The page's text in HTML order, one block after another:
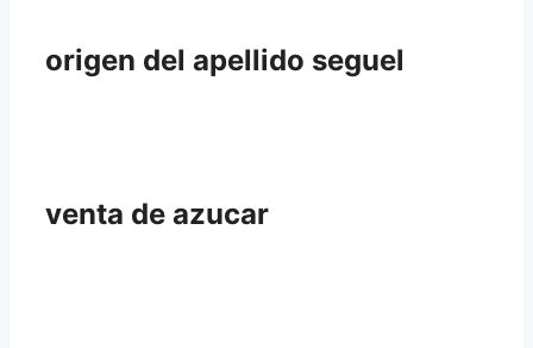
origen del apellido seguel
venta de azucar